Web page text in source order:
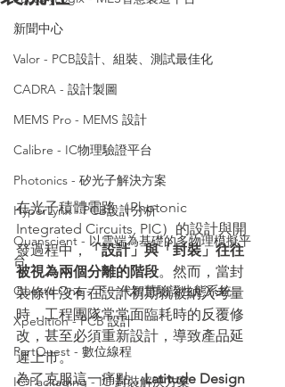
新聞中心
Valor - PCB設計、組裝、測試最佳化
CADRA - 設計製圖
MEMS Pro - MEMS 設計
Calibre - IC物理驗證平台
Photonics - 矽光子解決方案
HyperLynx - PCB設計分析
Quanscient - 以雲端為基礎的多物理模擬平
台
Questa One - 下一代智慧驗證生態系統
Xpedition - PCB 設計
PartQuest - 數位線程
IC Packaging - IC 封裝解決方案
在光子積體電路（Photonic
Integrated Circuits, PIC）的設計與開
發過程中， 「設計」與「封裝」往往
被視為兩個分離的階段。然而，當封
裝條件沒有在設計初期就被納入考量
時，工程團隊常常面臨耗時的反覆修
改，甚至必須重新設計，導致產品延
遲上市。
為了克服這一痛點，Latitude Design